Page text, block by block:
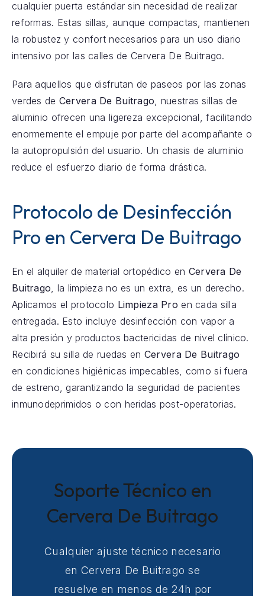
cualquier puerta estándar sin necesidad de realizar
reformas. Estas sillas, aunque compactas, mantienen
la robustez y confort necesarios para un uso diario
intensivo por las calles de Cervera De Buitrago.
Para aquellos que disfrutan de paseos por las zonas
verdes de Cervera De Buitrago , nuestras sillas de
aluminio ofrecen una ligereza excepcional, facilitando
enormemente el empuje por parte del acompañante o
la autopropulsión del usuario. Un chasis de aluminio
reduce el esfuerzo diario de forma drástica.
Protocolo de Desinfección
Pro en Cervera De Buitrago
En el alquiler de material ortopédico en Cervera De
Buitrago, la limpieza no es un extra, es un derecho.
Aplicamos el protocolo Limpieza Pro en cada silla
entregada. Esto incluye desinfección con vapor a
alta presión y productos bactericidas de nivel clínico.
Recibirá su silla de ruedas en Cervera De Buitrago
en condiciones higiénicas impecables, como si fuera
de estreno, garantizando la seguridad de pacientes
inmunodeprimidos o con heridas post-operatorias.
Soporte Técnico en
Cervera De Buitrago
Cualquier ajuste técnico necesario
en Cervera De Buitrago se
resuelve en menos de 24h por